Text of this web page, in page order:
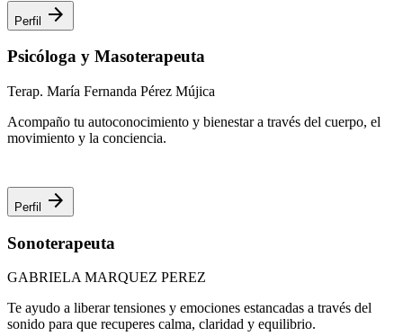
Perfil arrow_forward
Psicóloga y Masoterapeuta
Terap. María Fernanda Pérez Mújica
Acompaño tu autoconocimiento y bienestar a través del cuerpo, el
movimiento y la conciencia.
Perfil arrow_forward
Sonoterapeuta
GABRIELA MARQUEZ PEREZ
Te ayudo a liberar tensiones y emociones estancadas a través del
sonido para que recuperes calma, claridad y equilibrio.